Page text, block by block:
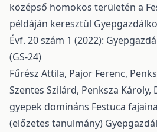
középső homokos területén a
példáján keresztül
Évf. 20 szám 1 (2022):
(GS-24)
Fűrész Attila, Pajor Ferenc,
Szentes Szilárd, Penksza Károly,
gyepek domináns Festuca
(előzetes tanulmány)